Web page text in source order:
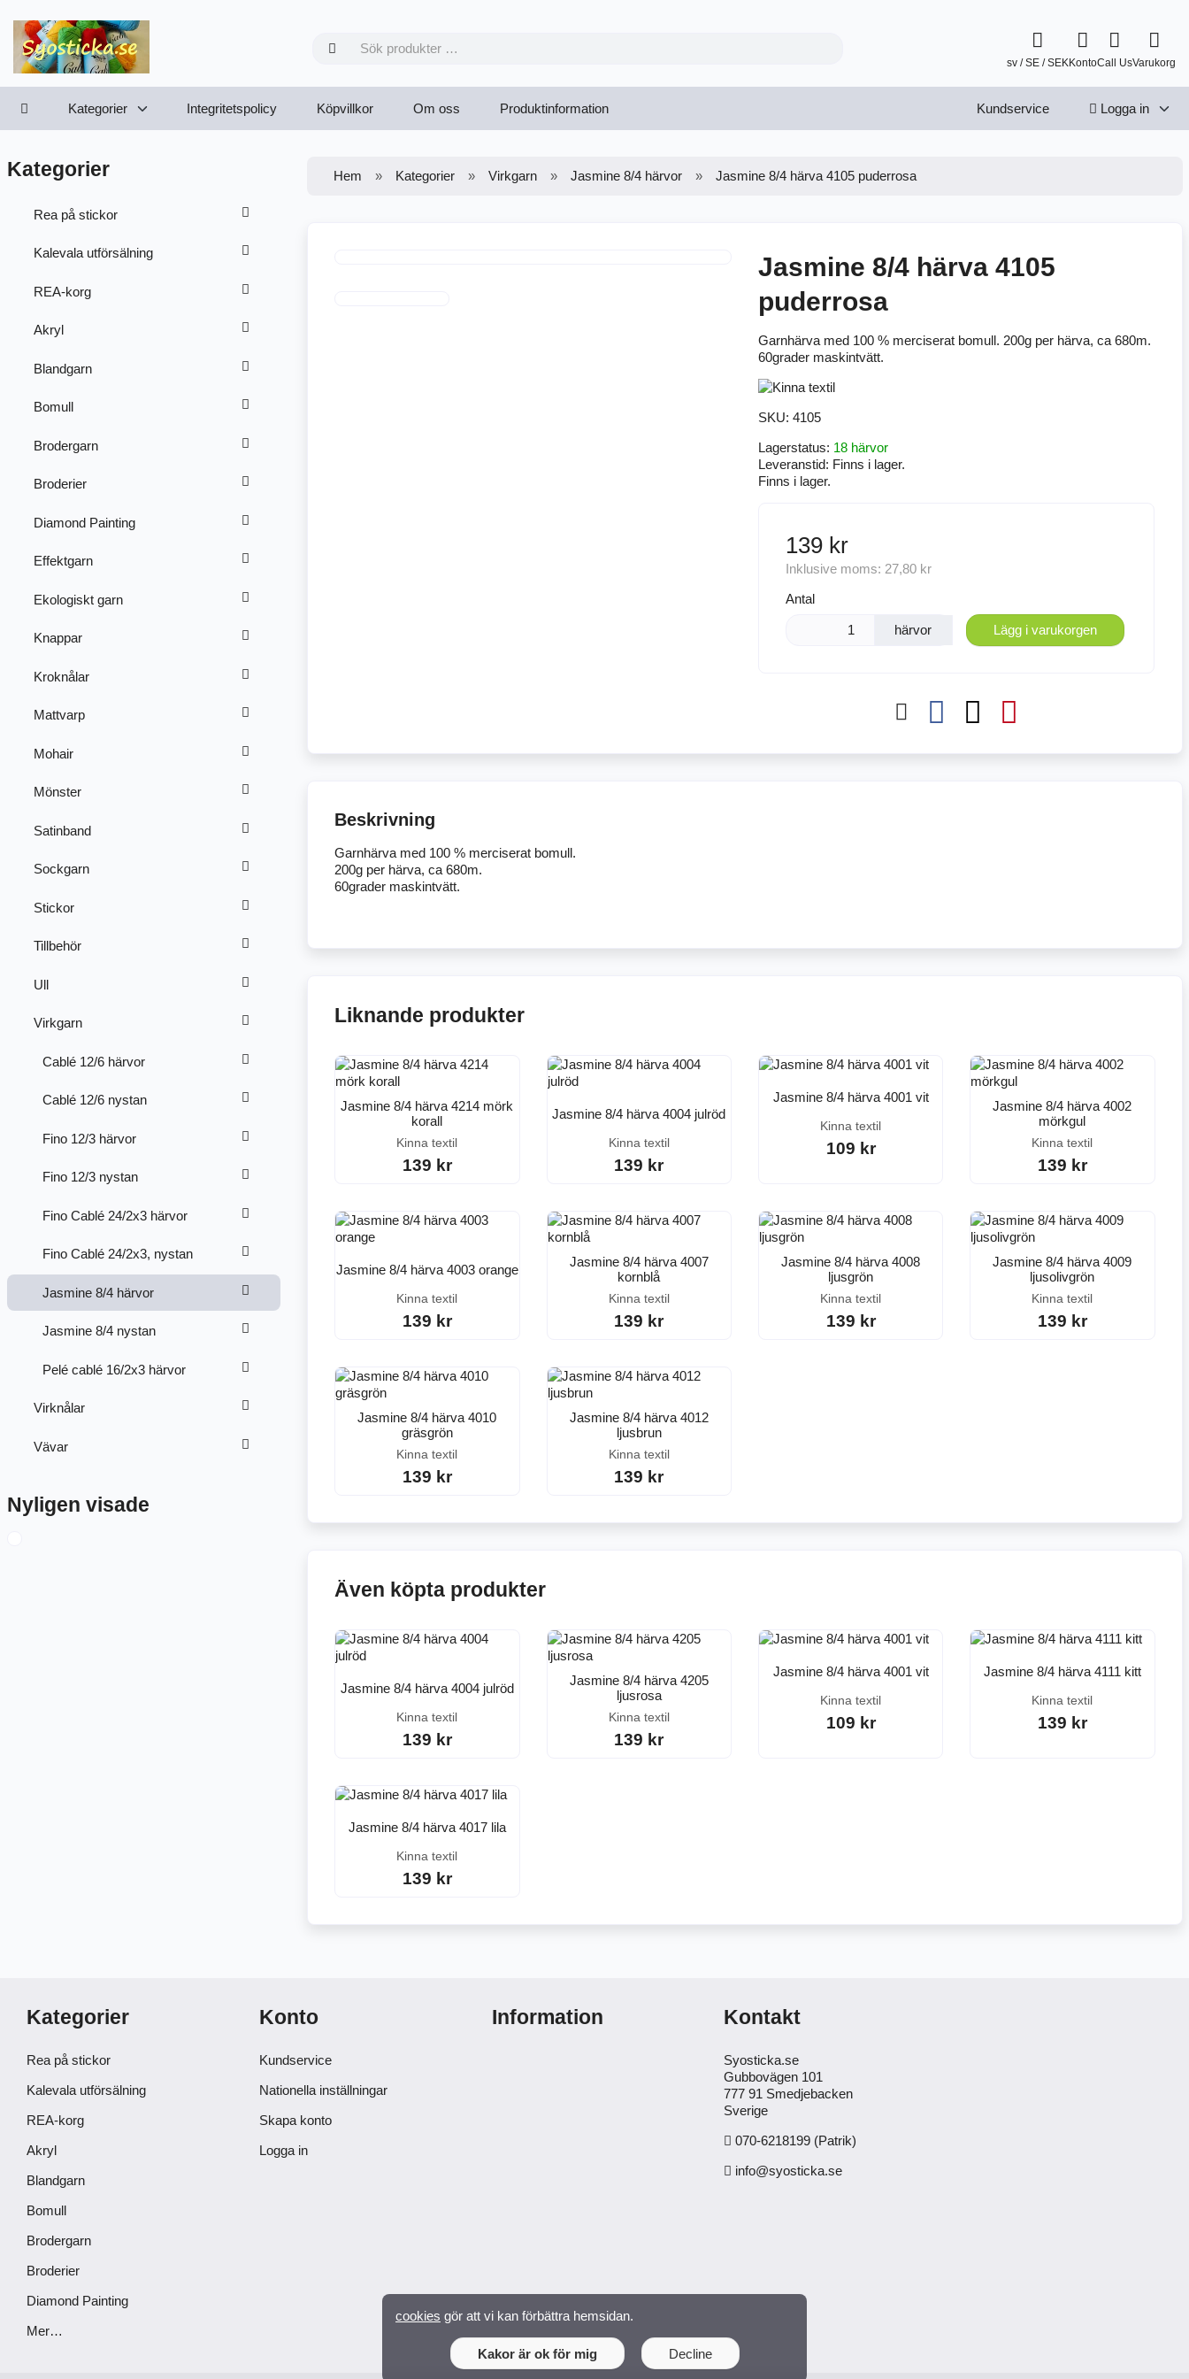
sv / SE / SEKKontoCall UsVarukorg
Kategorier Integritetspolicy Köpvillkor Om oss Produktinformation Kundservice Logga in
Kategorier
Rea på stickor
Kalevala utförsälning
REA-korg
Akryl
Blandgarn
Bomull
Brodergarn
Broderier
Diamond Painting
Effektgarn
Ekologiskt garn
Knappar
Kroknålar
Mattvarp
Mohair
Mönster
Satinband
Sockgarn
Stickor
Tillbehör
Ull
Virkgarn
Cablé 12/6 härvor
Cablé 12/6 nystan
Fino 12/3 härvor
Fino 12/3 nystan
Fino Cablé 24/2x3 härvor
Fino Cablé 24/2x3, nystan
Jasmine 8/4 härvor
Jasmine 8/4 nystan
Pelé cablé 16/2x3 härvor
Virknålar
Vävar
Nyligen visade
Hem Kategorier Virkgarn Jasmine 8/4 härvor Jasmine 8/4 härva 4105 puderrosa
Jasmine 8/4 härva 4105
puderrosa
Garnhärva med 100 % merciserat bomull. 200g per härva, ca 680m.
60grader maskintvätt.
SKU: 4105
Lagerstatus: 18 härvor
Leveranstid: Finns i lager.
Finns i lager.
139 kr
Inklusive moms: 27,80 kr
Antal
härvor Lägg i varukorgen
Beskrivning
Garnhärva med 100 % merciserat bomull.
200g per härva, ca 680m.
60grader maskintvätt.
Liknande produkter
Jasmine 8/4 härva 4214 mörk
korall
Kinna textil
139 kr
Jasmine 8/4 härva 4004 julröd
Kinna textil
139 kr
Jasmine 8/4 härva 4001 vit
Kinna textil
109 kr
Jasmine 8/4 härva 4002
mörkgul
Kinna textil
139 kr
Jasmine 8/4 härva 4003 orange
Kinna textil
139 kr
Jasmine 8/4 härva 4007
kornblå
Kinna textil
139 kr
Jasmine 8/4 härva 4008
ljusgrön
Kinna textil
139 kr
Jasmine 8/4 härva 4009
ljusolivgrön
Kinna textil
139 kr
Jasmine 8/4 härva 4010
gräsgrön
Kinna textil
139 kr
Jasmine 8/4 härva 4012
ljusbrun
Kinna textil
139 kr
Även köpta produkter
Jasmine 8/4 härva 4004 julröd
Kinna textil
139 kr
Jasmine 8/4 härva 4205
ljusrosa
Kinna textil
139 kr
Jasmine 8/4 härva 4001 vit
Kinna textil
109 kr
Jasmine 8/4 härva 4111 kitt
Kinna textil
139 kr
Jasmine 8/4 härva 4017 lila
Kinna textil
139 kr
cookies gör att vi kan förbättra hemsidan.
Kakor är ok för mig Decline
Kategorier
Rea på stickor
Kalevala utförsälning
REA-korg
Akryl
Blandgarn
Bomull
Brodergarn
Broderier
Diamond Painting
Mer…
Konto
Kundservice
Nationella inställningar
Skapa konto
Logga in
Information Kontakt
Syosticka.se
Gubbovägen 101
777 91 Smedjebacken
Sverige
070-6218199 (Patrik)
info@syosticka.se